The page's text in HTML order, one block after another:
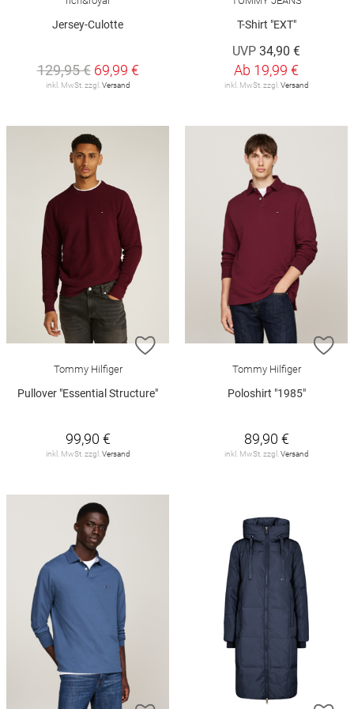
Jersey-Culotte
129,95 € 69,99 €
inkl. MwSt. zzgl.Versand
T-Shirt "EXT"
UVP 34,90 €
Ab 19,99 €
inkl. MwSt. zzgl.Versand
ZUR WUNSCHLISTE HINZUFÜGEN
Tommy Hilfiger
Pullover "Essential Structure"
99,90 €
inkl. MwSt. zzgl. Versand
Tommy Hilfiger
Poloshirt "1985"
89,90 €
inkl. MwSt. zzgl. Versand